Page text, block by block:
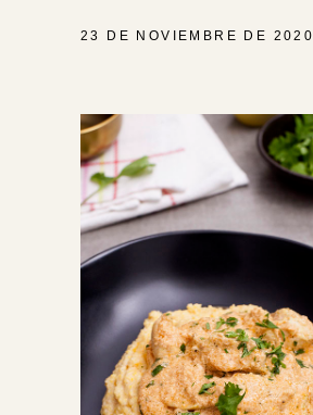
23 DE NOVIEMBRE DE 2020